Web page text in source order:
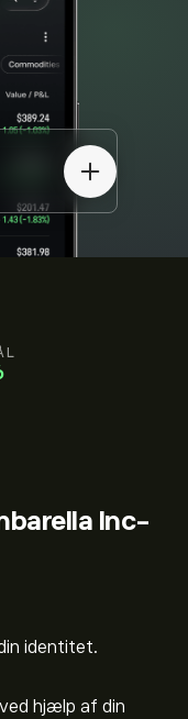
Inc-
identitet.
hjælp af din